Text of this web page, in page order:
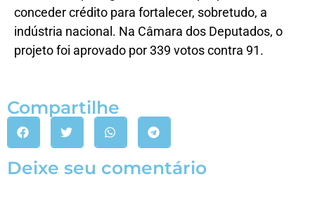
conceder crédito para fortalecer, sobretudo, a
indústria nacional. Na Câmara dos Deputados, o
projeto foi aprovado por 339 votos contra 91.
Compartilhe
Deixe seu comentário